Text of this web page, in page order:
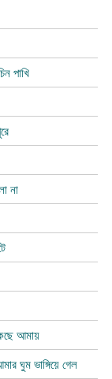
পাখি
না
আমায়
ভাঙ্গিয়ে গেল